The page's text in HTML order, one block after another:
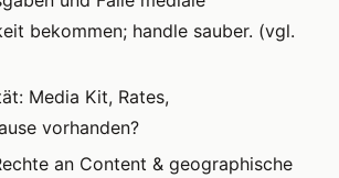
bekommen; handle sauber. (vgl.
Media Kit, Rates,
vorhanden?
an Content & geographische